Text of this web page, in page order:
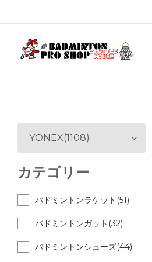
YONEX(1108)
カテゴリー
バドミントンラケット(51)
バドミントンガット(32)
バドミントンシューズ(44)